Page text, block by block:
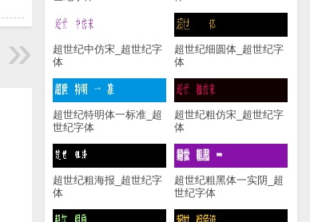
超世纪中仿宋_超世纪字
体
超世纪细圆体_超世纪字
体
超世纪特明体一标准_超
世纪字体
超世纪粗仿宋_超世纪字
体
超世纪粗海报_超世纪字
体
超世纪粗黑体一实阴_超
世纪字体